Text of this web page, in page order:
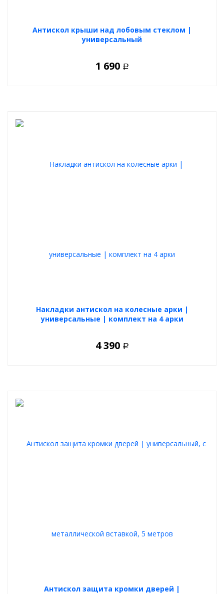
Антискол крыши над лобовым стеклом |
универсальный
1 690 Р
Накладки антискол на колесные арки |
универсальные | комплект на 4 арки
4 390 Р
Антискол защита кромки дверей |